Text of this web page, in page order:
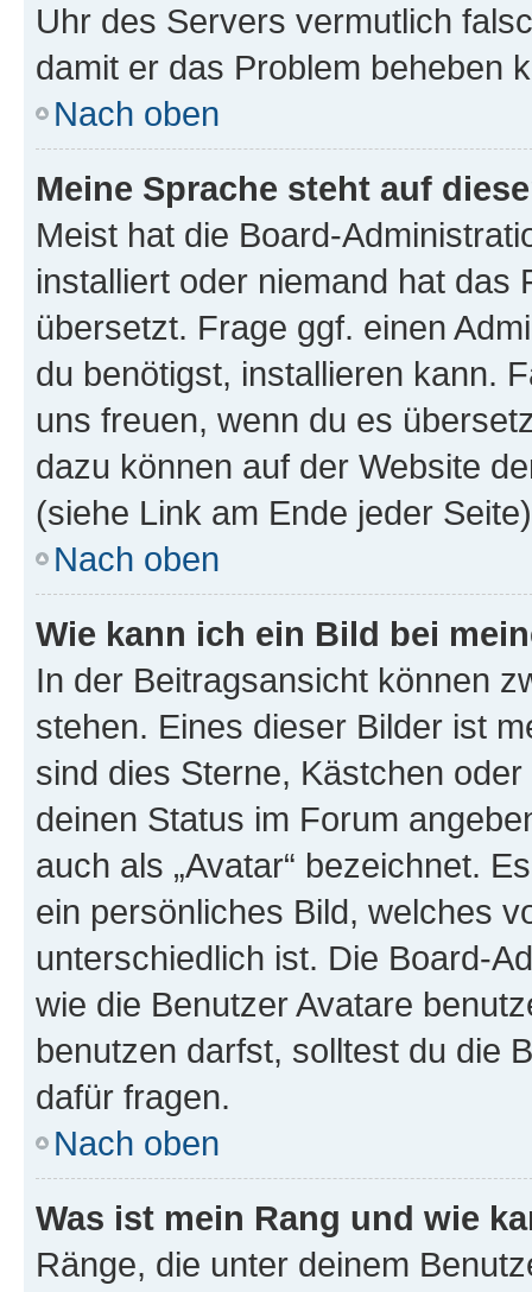
Uhr des Servers vermutlich
damit er das Problem beheben
Nach oben
Meine Sprache steht auf
Meist hat die Board-
installiert oder niemand hat das
übersetzt. Frage ggf. einen
du benötigst, installieren kann.
uns freuen, wenn du es
dazu können auf der Website
(siehe Link am Ende jeder
Nach oben
Wie kann ich ein Bild bei
In der Beitragsansicht können
stehen. Eines dieser Bilder ist
sind dies Sterne, Kästchen
deinen Status im Forum
auch als „Avatar“ bezeichnet.
ein persönliches Bild, welches
unterschiedlich ist. Die Board-
wie die Benutzer Avatare
benutzen darfst, solltest du die
dafür fragen.
Nach oben
Was ist mein Rang und wie
Ränge, die unter deinem